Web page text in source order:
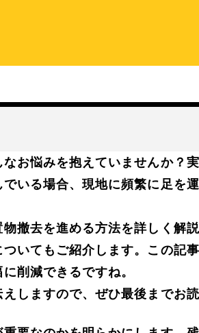
お悩みを抱えていませんか？
いる場合、現地に頻繁に足を
撤去を進める方法を詳しく解
いてもご紹介します。この記
削減できるですね。
しますので、ぜひ最後までお